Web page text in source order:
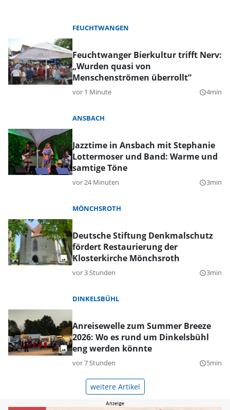
FEUCHTWANGEN
Feuchtwanger Bierkultur trifft Nerv:
„Wurden quasi von
Menschenströmen überrollt”
vor 1 Minute query_builder4min
ANSBACH
Jazztime in Ansbach mit Stephanie
Lottermoser und Band: Warme und
samtige Töne
vor 24 Minuten query_builder3min
MÖNCHSROTH
Deutsche Stiftung Denkmalschutz
fördert Restaurierung der
Klosterkirche Mönchsroth
vor 3 Stunden query_builder3min
DINKELSBÜHL
Anreisewelle zum Summer Breeze
2026: Wo es rund um Dinkelsbühl
eng werden könnte
vor 7 Stunden query_builder5min
weitere Artikel